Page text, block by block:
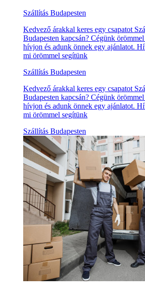
Szállítás Budapesten
Kedvező árakkal keres egy csapatot
Budapesten kapcsán? Cégünk
hívjon és adunk önnek egy ajánlatot.
mi örömmel segítünk
Szállítás Budapesten
Kedvező árakkal keres egy csapatot
Budapesten kapcsán? Cégünk
hívjon és adunk önnek egy ajánlatot.
mi örömmel segítünk
Szállítás Budapesten